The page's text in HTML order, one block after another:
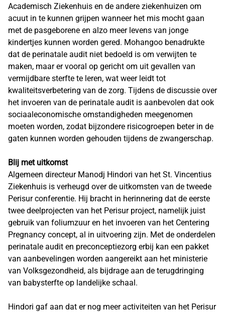
Academisch Ziekenhuis en de andere ziekenhuizen om
acuut in te kunnen grijpen wanneer het mis mocht gaan
met de pasgeborene en alzo meer levens van jonge
kindertjes kunnen worden gered. Mohangoo benadrukte
dat de perinatale audit niet bedoeld is om verwijten te
maken, maar er vooral op gericht om uit gevallen van
vermijdbare sterfte te leren, wat weer leidt tot
kwaliteitsverbetering van de zorg. Tijdens de discussie over
het invoeren van de perinatale audit is aanbevolen dat ook
sociaaleconomische omstandigheden meegenomen
moeten worden, zodat bijzondere risicogroepen beter in de
gaten kunnen worden gehouden tijdens de zwangerschap.
Blij met uitkomst
Algemeen directeur Manodj Hindori van het St. Vincentius
Ziekenhuis is verheugd over de uitkomsten van de tweede
Perisur conferentie. Hij bracht in herinnering dat de eerste
twee deelprojecten van het Perisur project, namelijk juist
gebruik van foliumzuur en het invoeren van het Centering
Pregnancy concept, al in uitvoering zijn. Met de onderdelen
perinatale audit en preconceptiezorg erbij kan een pakket
van aanbevelingen worden aangereikt aan het ministerie
van Volksgezondheid, als bijdrage aan de terugdringing
van babysterfte op landelijke schaal.
Hindori gaf aan dat er nog meer activiteiten van het Perisur